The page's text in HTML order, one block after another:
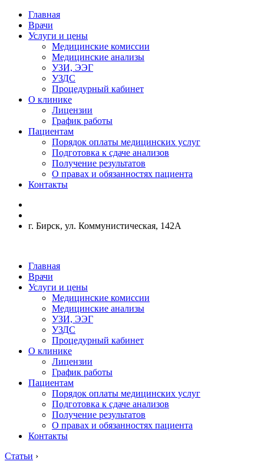
Главная
Врачи
Услуги и цены
Медицинские комиссии
Медицинские анализы
УЗИ, ЭЭГ
УЗДС
Процедурный кабинет
О клинике
Лицензии
График работы
Пациентам
Порядок оплаты медицинских услуг
Подготовка к сдаче анализов
Получение результатов
О правах и обязанностях пациента
Контакты
г. Бирск, ул. Коммунистическая, 142А
Главная
Врачи
Услуги и цены
Медицинские комиссии
Медицинские анализы
УЗИ, ЭЭГ
УЗДС
Процедурный кабинет
О клинике
Лицензии
График работы
Пациентам
Порядок оплаты медицинских услуг
Подготовка к сдаче анализов
Получение результатов
О правах и обязанностях пациента
Контакты
Статьи ›